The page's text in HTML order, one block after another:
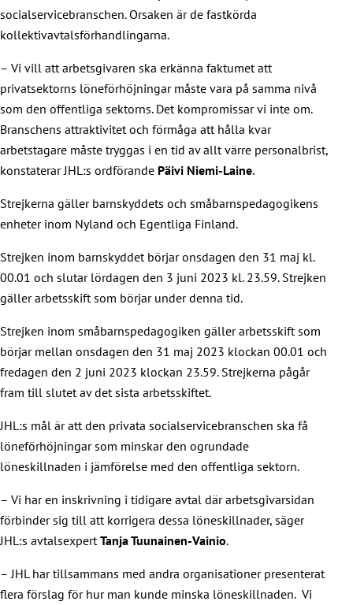
socialservicebranschen. Orsaken är de fastkörda
kollektivavtalsförhandlingarna.
– Vi vill att arbetsgivaren ska erkänna faktumet att
privatsektorns löneförhöjningar måste vara på samma nivå
som den offentliga sektorns. Det kompromissar vi inte om.
Branschens attraktivitet och förmåga att hålla kvar
arbetstagare måste tryggas i en tid av allt värre personalbrist,
konstaterar JHL:s ordförande Päivi Niemi-Laine.
Strejkerna gäller barnskyddets och småbarnspedagogikens
enheter inom Nyland och Egentliga Finland.
Strejken inom barnskyddet börjar onsdagen den 31 maj kl.
00.01 och slutar lördagen den 3 juni 2023 kl. 23.59. Strejken
gäller arbetsskift som börjar under denna tid.
Strejken inom småbarnspedagogiken gäller arbetsskift som
börjar mellan onsdagen den 31 maj 2023 klockan 00.01 och
fredagen den 2 juni 2023 klockan 23.59. Strejkerna pågår
fram till slutet av det sista arbetsskiftet.
JHL:s mål är att den privata socialservicebranschen ska få
löneförhöjningar som minskar den ogrundade
löneskillnaden i jämförelse med den offentliga sektorn.
– Vi har en inskrivning i tidigare avtal där arbetsgivarsidan
förbinder sig till att korrigera dessa löneskillnader, säger
JHL:s avtalsexpert Tanja Tuunainen-Vainio.
– JHL har tillsammans med andra organisationer presenterat
flera förslag för hur man kunde minska löneskillnaden. Vi